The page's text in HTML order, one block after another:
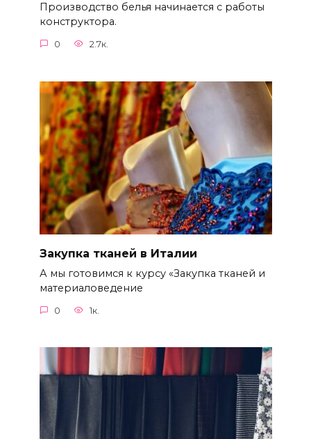
Производство белья начинается с работы
конструктора.
0 2.7к.
Закупка тканей в Италии
А мы готовимся к курсу «Закупка тканей и
материаловедение
0 1к.